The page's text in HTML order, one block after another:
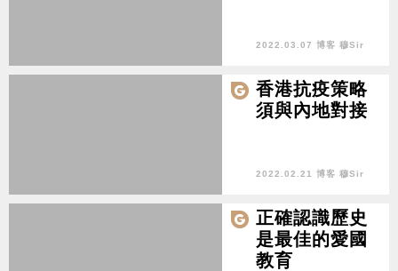
2022.03.07 博客 穆Sir
香港抗疫策略
須與內地對接
2022.02.21 博客 穆Sir
正確認識歷史
是最佳的愛國
教育